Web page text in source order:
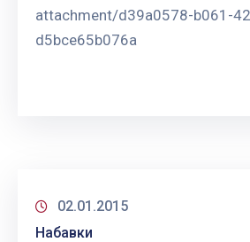
attachment/d39a0578-b061-
d5bce65b076a
02.01.2015
Набавки